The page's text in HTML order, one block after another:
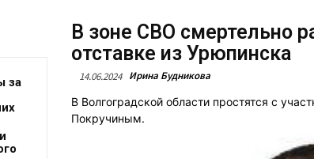
за
В зоне СВО смертельно
отставке из Урюпинска
14.06.2024 Ирина Будникова
В Волгоградской области простятся с
Покручиным.